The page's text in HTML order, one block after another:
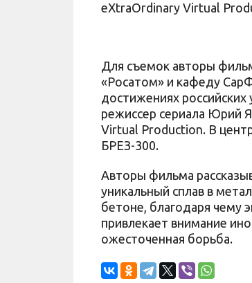
eXtraOrdinary Virtual
Для съемок авторы
«Росатом» и кафеду
достижениях российских
режиссер сериала Юрий
Virtual Production. В
БРЕЗ-300.
Авторы фильма
уникальный сплав в
бетоне, благодаря чему
привлекает внимание
ожесточенная борьба.